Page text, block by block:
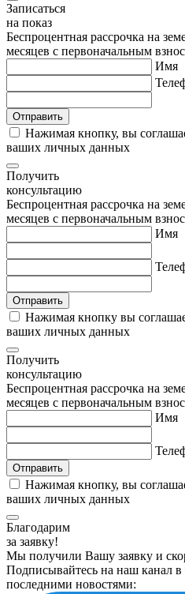
Записаться
на показ
Беспроцентная рассрочка на
месяцев с первоначальным
Имя
Нажимая кнопку, вы
ваших личных данных
Получить
консультацию
Беспроцентная рассрочка на
месяцев с первоначальным
Имя
Нажимая кнопку вы
ваших личных данных
Получить
консультацию
Беспроцентная рассрочка на
месяцев с первоначальным
Имя
Нажимая кнопку, вы
ваших личных данных
Благодарим
за заявку!
Мы получили Вашу заявку и
Подписывайтесь на наш канал в
последними новостями: